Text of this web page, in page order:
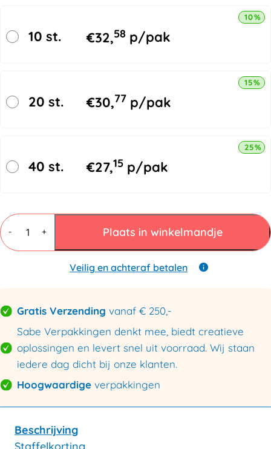
10 st. €32,58 p/pak
10%
20 st. €30,77 p/pak
15%
40 st. €27,15 p/pak
25%
-
Opvulpapier
Vel
65x100cm
45gr/m²
+ Plaats in winkelmandje
Veilig en achteraf betalen
Gratis Verzending vanaf € 250,-
Sabe Verpakkingen denkt mee, biedt creatieve
oplossingen en levert snel uit voorraad. Wij staan
iedere dag dicht bij onze klanten.
Hoogwaardige verpakkingen
Beschrijving
Staffelkorting